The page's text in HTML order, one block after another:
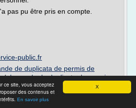
X
ce site, vous acceptez
des contenus et
En savoir plus
pas pu être pris en compte.
public.fr
de duplicata de permis de
/demande de duplicata de permis
/demande de duplicata de permis
/demande de duplicata de permis
/demande de duplicata de permis